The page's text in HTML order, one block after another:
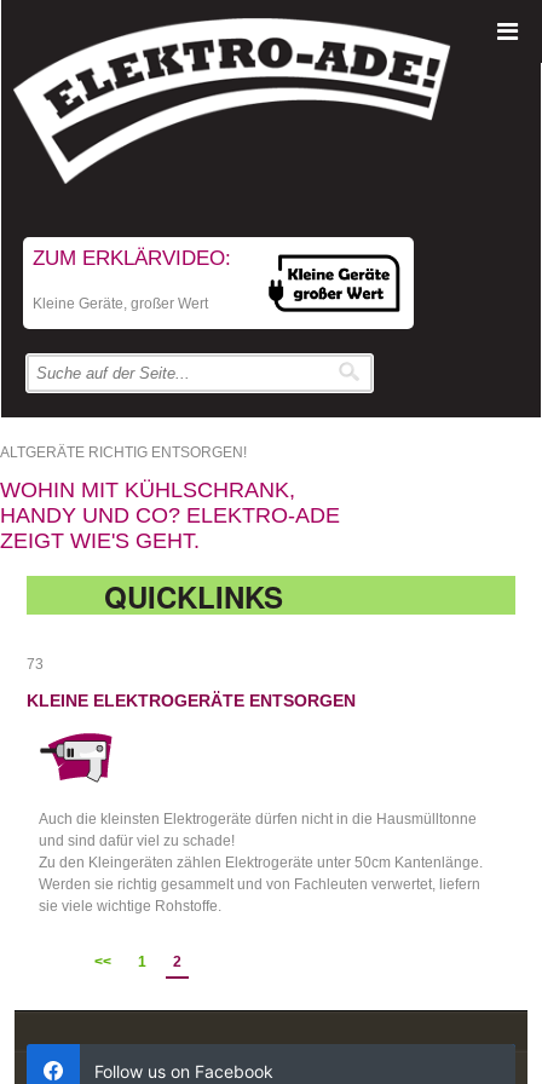
ZUM ERKLÄRVIDEO:
Kleine Geräte, großer Wert
ALTGERÄTE RICHTIG ENTSORGEN!
WOHIN MIT KÜHLSCHRANK,
HANDY UND CO? ELEKTRO-ADE
ZEIGT WIE'S GEHT.
QUICKLINKS
73
KLEINE ELEKTROGERÄTE ENTSORGEN
Auch die kleinsten Elektrogeräte dürfen nicht in die Hausmülltonne
und sind dafür viel zu schade!
Zu den Kleingeräten zählen Elektrogeräte unter 50cm Kantenlänge.
Werden sie richtig gesammelt und von Fachleuten verwertet, liefern
sie viele wichtige Rohstoffe.
<< 1 2
Follow us on Facebook